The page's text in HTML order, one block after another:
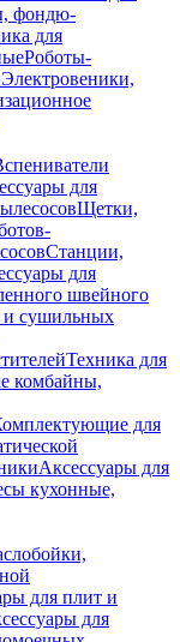
фондю-
для
Роботы-
Электровеники,
для
Щетки,
Станции,
для
швейного
и сушильных
Техника для
комбайны,
для
Аксессуары для
кухонные,
для плит и
для